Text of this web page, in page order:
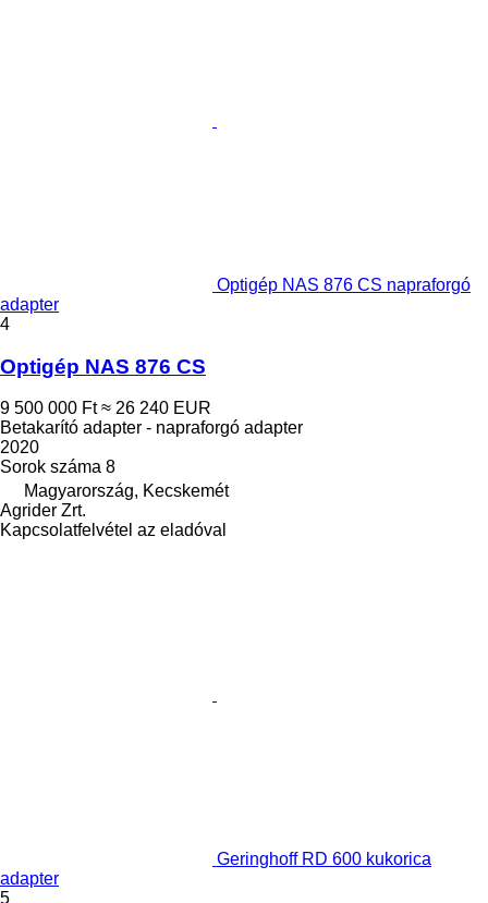
Optigép NAS 876 CS napraforgó
adapter
4
Optigép NAS 876 CS
9 500 000 Ft ≈ 26 240 EUR
Betakarító adapter - napraforgó adapter
2020
Sorok száma 8
Magyarország, Kecskemét
Agrider Zrt.
Kapcsolatfelvétel az eladóval
Geringhoff RD 600 kukorica
adapter
5